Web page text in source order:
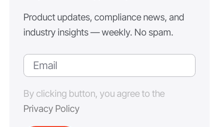
Product updates, compliance news, and
industry insights — weekly. No spam.
By clicking button, you agree to the
Privacy Policy